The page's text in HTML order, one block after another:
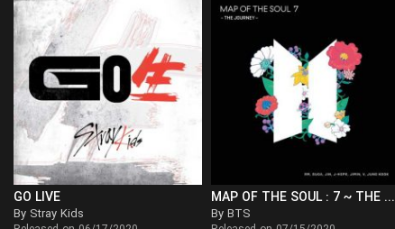
MAP OF THE SOUL : 7 ~ THE JOURNEY ~
By BTS
GO LIVE
By Stray Kids